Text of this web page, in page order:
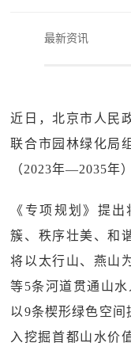
最新资讯
近日，北京市人民
联合市园林绿化局
（2023年—2035年
《专项规划》提
簇、秩序壮美、和
将以太行山、燕山
等5条河道贯通山水
以9条楔形绿色空
入挖掘首都山水价